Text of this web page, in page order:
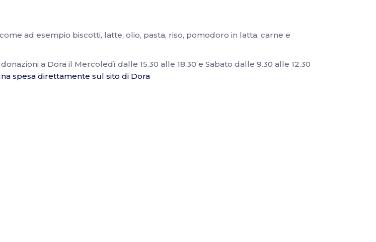
ad esempio biscotti, latte, olio, pasta, riso, pomodoro in latta, carne e
a Dora il Mercoledì dalle 15.30 alle 18.30 e Sabato dalle 9.30 alle 12.30
spesa direttamente sul sito di Dora